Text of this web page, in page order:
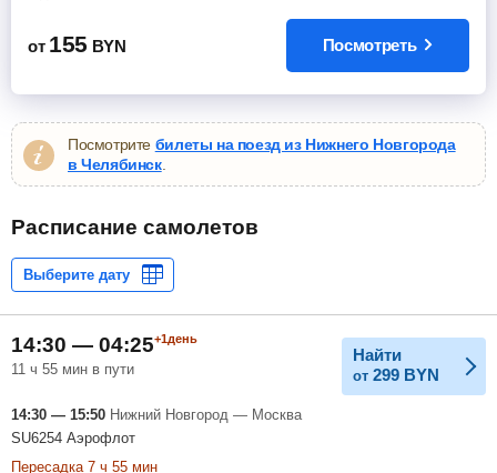
от 155 BYN Посмотреть
Посмотрите билеты на поезд из Нижнего Новгорода
в Челябинск.
Расписание самолетов
14:30 — 04:25+1день
11 ч 55 мин в пути
Найти
от 299 BYN
14:30 — 15:50 Нижний Новгород — Москва
SU6254 Аэрофлот
Пересадка 7 ч 55 мин